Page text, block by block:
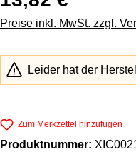
Preise inkl. MwSt. zzgl.
Leider hat der
Zum Merkzettel hinzufügen
Produktnummer: